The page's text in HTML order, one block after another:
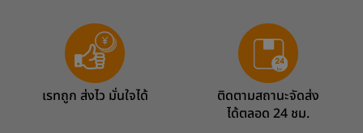
เรทถูก ส่งไว มั่นใจได้
ติดตามสถานะจัดส่ง
ได้ตลอด 24 ชม.